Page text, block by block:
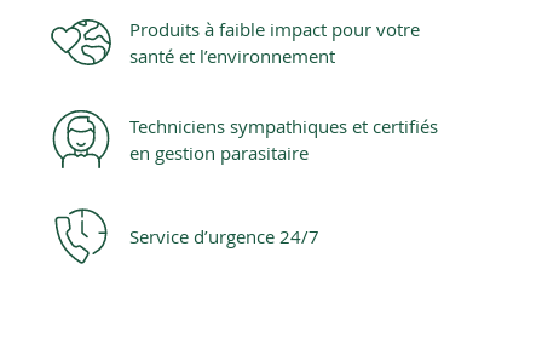
Produits à faible impact pour votre
santé et l’environnement
Techniciens sympathiques et certifiés
en gestion parasitaire
Service d’urgence 24/7